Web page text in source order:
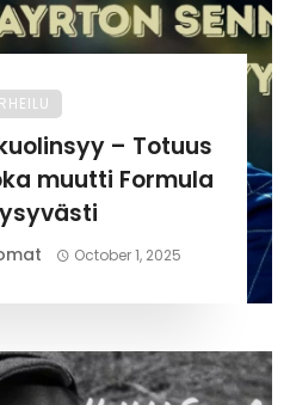
– Totuus
muutti Formula
October 1, 2025